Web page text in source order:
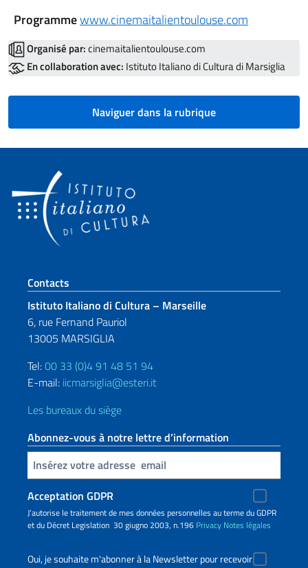
Programmewww.cinemaitalientoulouse.com
Organisé par:cinemaitalientoulouse.com
En collaboration avec: Istituto Italiano di Cultura di Marsiglia
Naviguer dans la rubrique
Section de pied de page
Contacts
Istituto Italiano di Cultura – Marseille
6, rue Fernand Pauriol
13005 MARSIGLIA
Tel:00 33 (0)4 91 48 51 94
E-mail: iicmarsiglia@esteri.it
Les bureaux du siège
Abonnez-vous à notre lettre d’information
Insert your email
Acceptation GDPR
J’autorise le traitement de mes données personnelles au terme du GDPR
et du Décret Legislation 30 giugno 2003, n.196 Privacy Notes légales
Oui, je souhaite m'abonner à la Newsletter pour recevoir